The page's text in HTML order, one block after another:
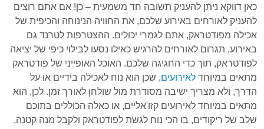
כאן דווקא ניתן להעניק תשובה חד משמעית – כן! אם אתם רוצים
להעניק לאורחים באירוע שלכם, את החוויה הנינוחה והכיפית של
אכילה מפודטראק, אתם לגמרי יכולים. ההצטרפות לטרנד גם
באירוע, תגרום לאורחים להרגיש כאילו נסעו לבילוי כיפי של יציאה
לפודטראק, תוך כדי החגיגה שלכם. האוכל האופייני של פודטראק
מתאים במיוחד לאירועים, שכן הוא נוח לאכילה בידיים או על
הדרך, ולא מצריך ישיבה מסודרת מול שולחן לאורך זמן. לכן, הוא
מתאים במיוחד לאירועים קזו'אליים, או כאלה הכוללים בתוכם
שלב של ריקודים, בו הכי נוח לגשת לפודטראק ולקבל מנה קטנה,